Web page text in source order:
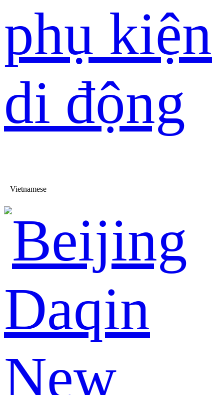
phụ kiện
di động
Vietnamese